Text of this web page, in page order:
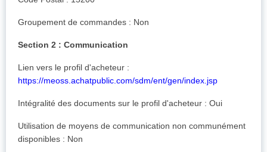
Groupement de commandes : Non
Section 2 : Communication
Lien vers le profil d'acheteur :
https://meoss.achatpublic.com/sdm/ent/gen/index.jsp
Intégralité des documents sur le profil d'acheteur : Oui
Utilisation de moyens de communication non communément
disponibles : Non